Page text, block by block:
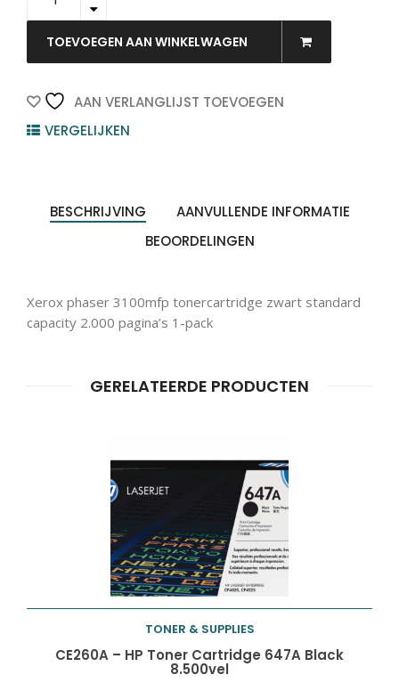
Xerox
Toner
Cartridge
2.000vel
quantity
TOEVOEGEN AAN WINKELWAGEN
AAN VERLANGLIJST TOEVOEGEN
VERGELIJKEN
BESCHRIJVING
AANVULLENDE INFORMATIE
BEOORDELINGEN
Xerox phaser 3100mfp tonercartridge zwart standard
capacity 2.000 pagina’s 1-pack
GERELATEERDE PRODUCTEN
Toevoegen aan
TONER & SUPPLIES
CE260A – HP Toner Cartridge 647A Black
8.500vel
Producten
zoeken